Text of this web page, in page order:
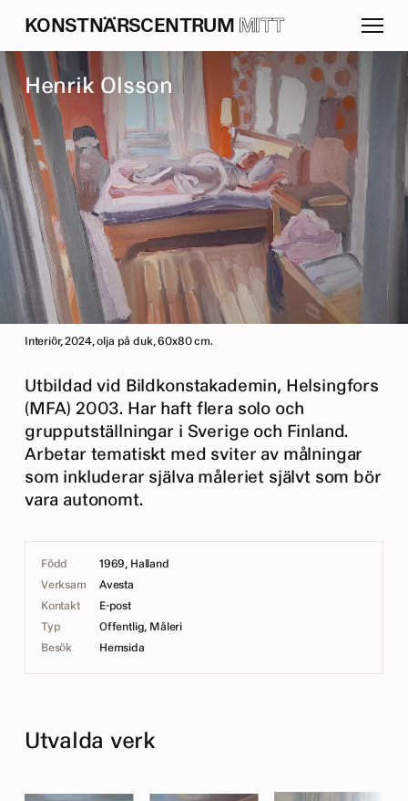
KONSTNÄRSCENTRUM MITT
Henrik Olsson
Interiör, 2024, olja på duk, 60x80 cm.
Utbildad vid Bildkonstakademin, Helsingfors
(MFA) 2003. Har haft flera solo och
grupputställningar i Sverige och Finland.
Arbetar tematiskt med sviter av målningar
som inkluderar själva måleriet självt som bör
vara autonomt.
Född
1969, Halland
Verksam
Avesta
Kontakt
E-post
Typ
Offentlig, Måleri
Besök
Hemsida
Utvalda verk